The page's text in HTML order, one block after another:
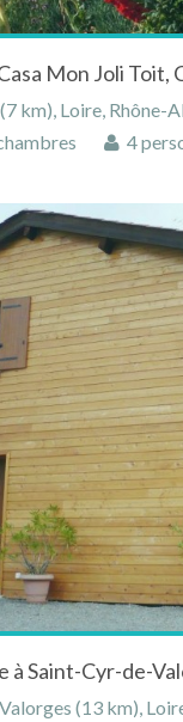
Mon Joli Toit,
km), Loire, Rhône-
4
à Saint-Cyr-de-
(13 km), Loire,